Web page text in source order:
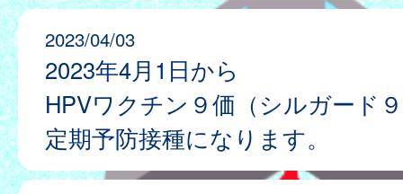
2023/04/03
2023年4月1日から
HPVワクチン９価（シルガード
定期予防接種になります。